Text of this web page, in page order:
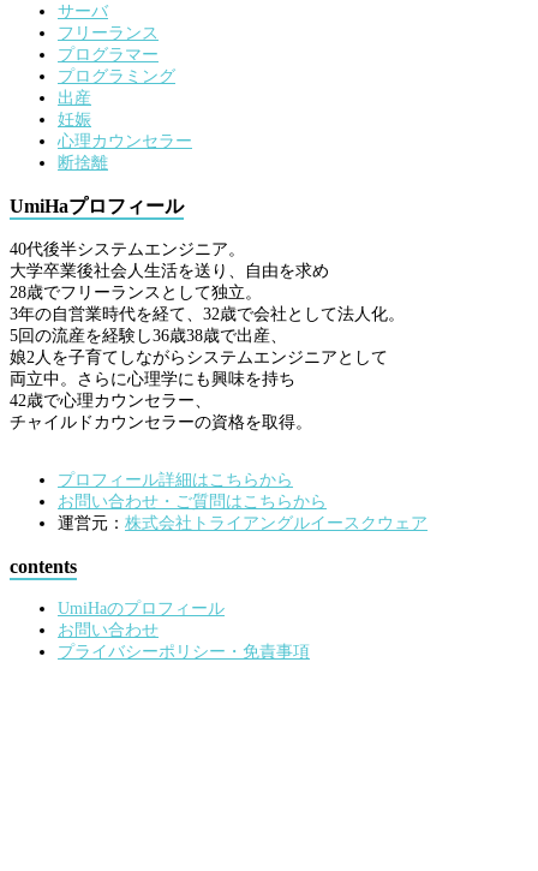
サーバ
フリーランス
プログラマー
プログラミング
出産
妊娠
心理カウンセラー
断捨離
UmiHaプロフィール
40代後半システムエンジニア。
大学卒業後社会人生活を送り、自由を求め
28歳でフリーランスとして独立。
3年の自営業時代を経て、32歳で会社として法人化。
5回の流産を経験し36歳38歳で出産、
娘2人を子育てしながらシステムエンジニアとして
両立中。さらに心理学にも興味を持ち
42歳で心理カウンセラー、
チャイルドカウンセラーの資格を取得。
プロフィール詳細はこちらから
お問い合わせ・ご質問はこちらから
運営元： 株式会社トライアングルイースクウェア
contents
UmiHaのプロフィール
お問い合わせ
プライバシーポリシー・免責事項